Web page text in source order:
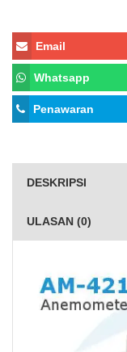
Email
Whatsapp
Penawaran
DESKRIPSI
ULASAN (0)